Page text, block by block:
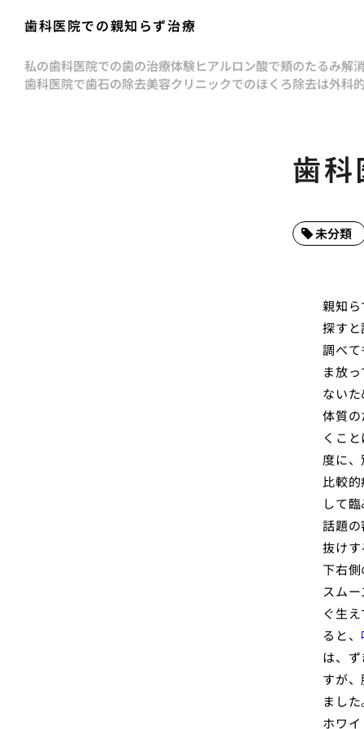
歯科医院での親知らず治療
私の歯科医院での歯の治療体験ヒアルロン酸で頬のたるみ解
歯科医院で歯石の除去美容クリニックでのほくろ除去は外科
歯
未分類
親知
探す
調べ
ま放
ない
体質
くこ
度に
比較
して
話題
抜け
下右
スム
ぐ生
ると、
は、
すが
まし
ホワ